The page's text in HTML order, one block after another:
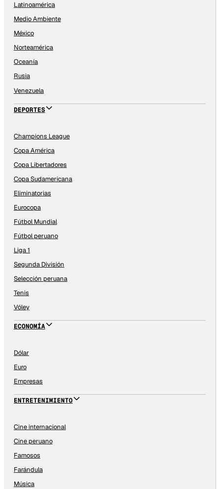
Latinoamérica
Medio Ambiente
México
Norteamérica
Oceanía
Rusia
Venezuela
DEPORTES
Champions League
Copa América
Copa Libertadores
Copa Sudamericana
Eliminatorias
Eurocopa
Fútbol Mundial
Fútbol peruano
Liga 1
Segunda División
Selección peruana
Tenis
Vóley
ECONOMÍA
Dólar
Euro
Empresas
ENTRETENIMIENTO
Cine internacional
Cine peruano
Famosos
Farándula
Música